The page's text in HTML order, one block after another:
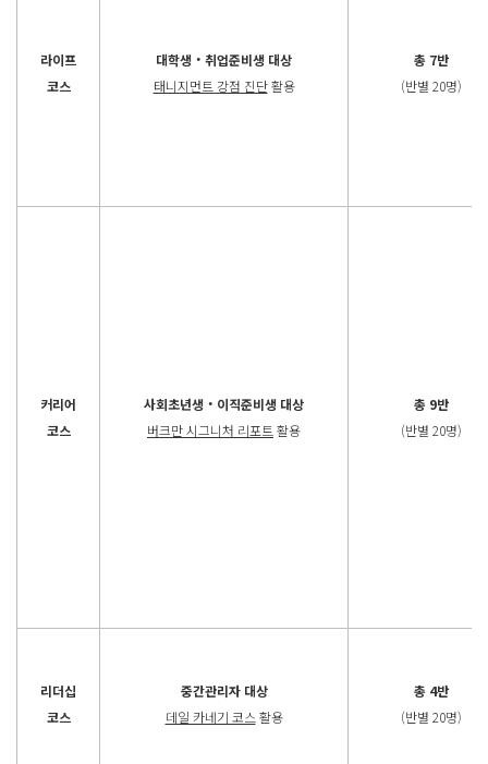
라이프
코스
대학생‧취업준비생 대상
태니지먼트 강점 진단활용
총 7반
(반별 20명)
커리어
코스
사회초년생‧이직준비생 대상
버크만 시그니처 리포트 활용
총 9반
(반별 20명)
리더십
코스
중간관리자 대상
데일 카네기 코스 활용
총 4반
(반별 20명)